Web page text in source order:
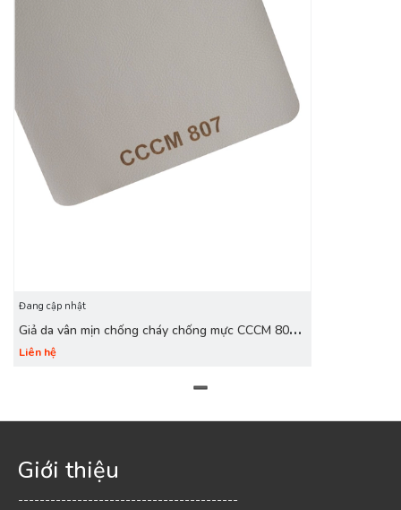
Đang cập nhật
Giả da vân mịn chống cháy chống mực CCCM 807
ghi xám
Liên hệ
Giới thiệu
-----------------------------------------